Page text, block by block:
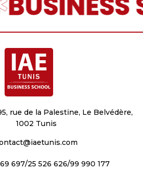
rue de la Palestine, Le Belvédère,
1002 Tunis
697/25 526 626/99 990 177